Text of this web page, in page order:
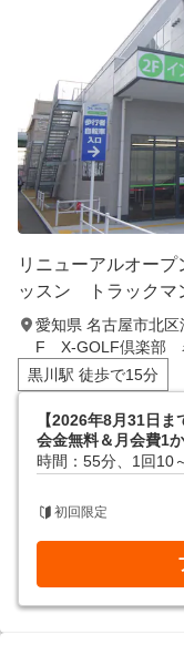
リニューアルオー
ッスン トラックマ
愛知県 名古屋市北
F X-GOLF倶楽部
黒川駅 徒歩で15分
【2026年8月31日
会金無料＆月会費1
時間：55分、1回10
初回限定